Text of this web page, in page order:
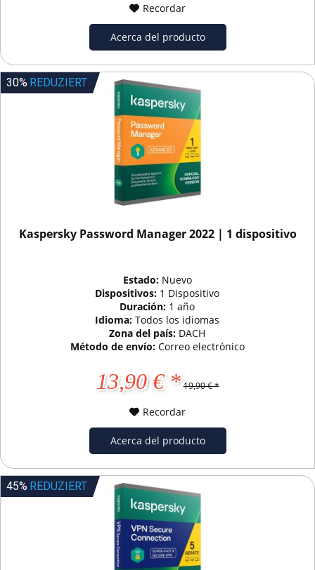
Recordar
Acerca del producto
30% REDUZIERT
Kaspersky Password Manager 2022 | 1 dispositivo
Estado: Nuevo
Dispositivos: 1 Dispositivo
Duración: 1 año
Idioma:Todos los idiomas
Zona del país: DACH
Método de envío: Correo electrónico
13,90 € * 19,90 € *
Recordar
Acerca del producto
45% REDUZIERT